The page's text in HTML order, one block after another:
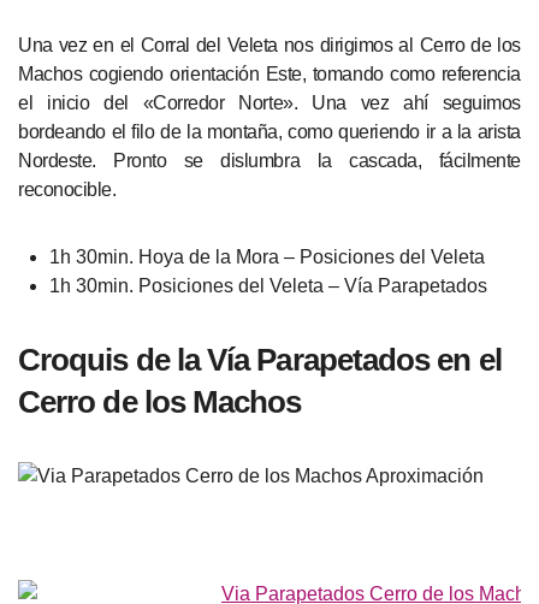
Una vez en el Corral del Veleta nos dirigimos al Cerro de los
Machos cogiendo orientación Este, tomando como referencia
el inicio del «Corredor Norte». Una vez ahí seguimos
bordeando el filo de la montaña, como queriendo ir a la arista
Nordeste. Pronto se dislumbra la cascada, fácilmente
reconocible.
1h 30min. Hoya de la Mora – Posiciones del Veleta
1h 30min. Posiciones del Veleta – Vía Parapetados
Croquis de la Vía Parapetados en el
Cerro de los Machos